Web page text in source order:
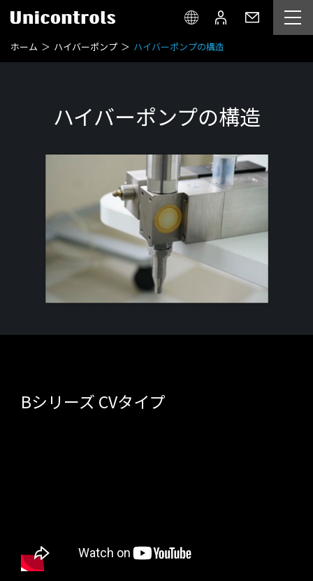
ホーム ハイバーポンプ ハイバーポンプの構造
ハイバーポンプの構造
Bシリーズ CVタイプ